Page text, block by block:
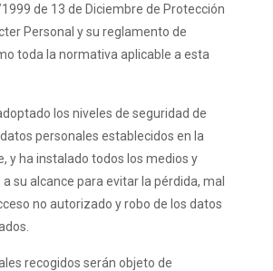
de 13 de Diciembre de Protección
Personal y su reglamento de
toda la normativa aplicable a esta
los niveles de seguridad de
personales establecidos en la
y ha instalado todos los medios y
su alcance para evitar la pérdida, mal
no autorizado y robo de los datos
recogidos serán objeto de